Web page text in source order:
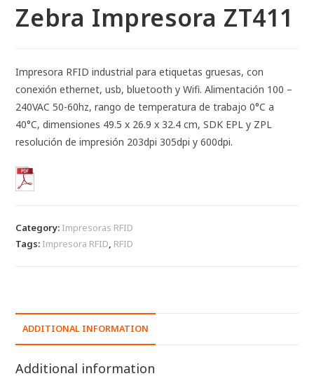
Zebra Impresora ZT411
Impresora RFID industrial para etiquetas gruesas, con
conexión ethernet, usb, bluetooth y Wifi. Alimentación 100 –
240VAC 50-60hz, rango de temperatura de trabajo 0°C a
40°C, dimensiones 49.5 x 26.9 x 32.4 cm, SDK EPL y ZPL
resolución de impresión 203dpi 305dpi y 600dpi.
Category: Impresoras RFID
Tags: Impresora RFID, RFID
ADDITIONAL INFORMATION
Additional information